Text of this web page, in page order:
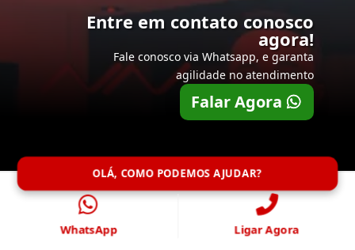
Entre em contato conosco
agora!
Fale conosco via Whatsapp, e garanta
agilidade no atendimento
Falar Agora
OLÁ, COMO PODEMOS AJUDAR?
WhatsApp Ligar Agora